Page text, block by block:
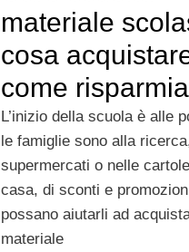
materiale
cosa
come
L’inizio della scuola è alle
le famiglie sono alla
supermercati o nelle
casa, di sconti e
possano aiutarli ad
materiale